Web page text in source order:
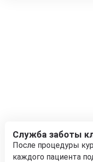
Служба заботы
После процедуры
каждого пациента